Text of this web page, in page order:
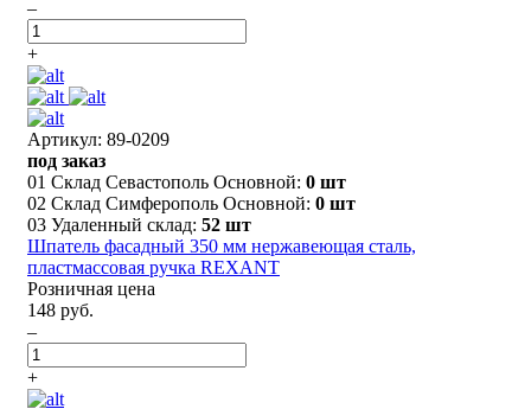
–
+
Артикул: 89-0209
под заказ
01 Склад Севастополь Основной: 0 шт
02 Склад Симферополь Основной: 0 шт
03 Удаленный склад: 52 шт
Шпатель фасадный 350 мм нержавеющая сталь,
пластмассовая ручка REXANT
Розничная цена
148 руб.
–
+